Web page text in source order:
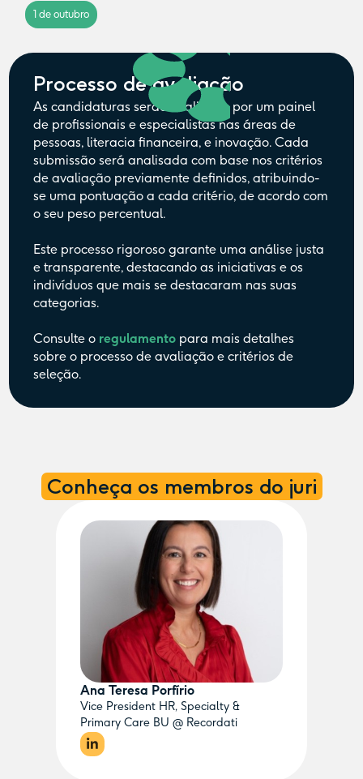
1 de outubro
Processo de avaliação
As candidaturas serão avaliadas por um painel
de profissionais e especialistas nas áreas de
pessoas, literacia financeira, e inovação. Cada
submissão será analisada com base nos critérios
de avaliação previamente definidos, atribuindo-
se uma pontuação a cada critério, de acordo com
o seu peso percentual.
Este processo rigoroso garante uma análise justa
e transparente, destacando as iniciativas e os
indivíduos que mais se destacaram nas suas
categorias.
Consulte o regulamento para mais detalhes
sobre o processo de avaliação e critérios de
seleção.
Conheça os membros do juri
Ana Teresa Porfírio
Vice President HR, Specialty &
Primary Care BU @ Recordati